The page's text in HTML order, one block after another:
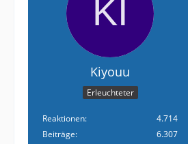
Kiyouu
Erleuchteter
Reaktionen
4.714
Beiträge
6.307